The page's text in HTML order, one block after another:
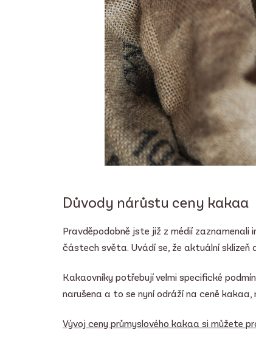
Důvody nárůstu ceny kakaa
Pravděpodobně jste již z médií zaznamenali
částech světa. Uvádí se, že aktuální sklizeň
Kakaovníky potřebují velmi specifické
narušena a to se nyní odráží na ceně
Vývoj ceny průmyslového kakaa si můžete